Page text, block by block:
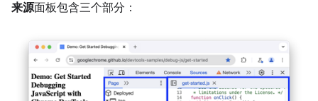
来源面板包含三个部分：